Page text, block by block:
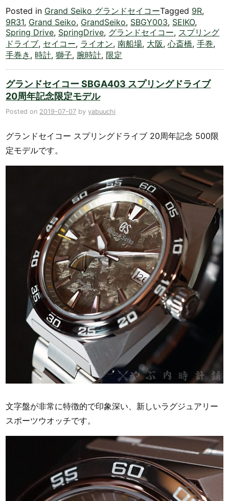
Posted in Grand Seiko グランドセイコーTagged 9R,
9R31, Grand Seiko, GrandSeiko, SBGY003, SEIKO,
Spring Drive, SpringDrive, グランドセイコー, スプリング
ドライブ, セイコー, ライオン,南船場, 大阪,心斎橋,手巻,
手巻き , 時計,獅子, 腕時計, 限定
グランドセイコー SBGA403 スプリングドライブ
20周年記念限定モデル
Posted on 2019-07-07 byyabuuchi
グランドセイコー スプリングドライブ 20周年記念 500限
定モデルです。
文字盤が非常に特徴的で印象深い、新しいラグジュアリー
スポーツウオッチです。